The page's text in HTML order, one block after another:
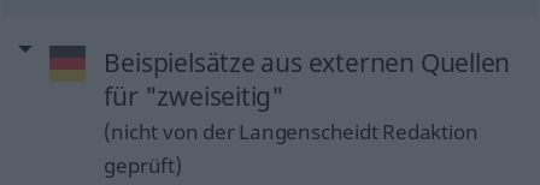
Beispielsätze aus externen Quellen
für "zweiseitig"
(nicht von der Langenscheidt Redaktion
geprüft)